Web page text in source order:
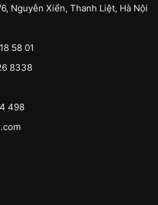
Nguyễn Xiển, Thanh Liệt, Hà Nội
58 01
8338
498